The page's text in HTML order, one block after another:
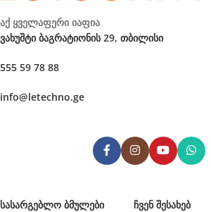
აქ ყველაფერი იაფია
ვახუშტი ბაგრატიონის 29, თბილისი
555 59 78 88
info@letechno.ge
ᲡᲐᲡᲐᲠᲒᲔᲑᲚᲝ ᲑᲛᲣᲚᲔᲑᲘ
ᲩᲕᲔᲜ ᲨᲔᲡᲐᲮᲔᲑ